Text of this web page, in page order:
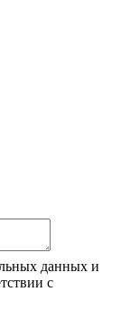
данных и
с